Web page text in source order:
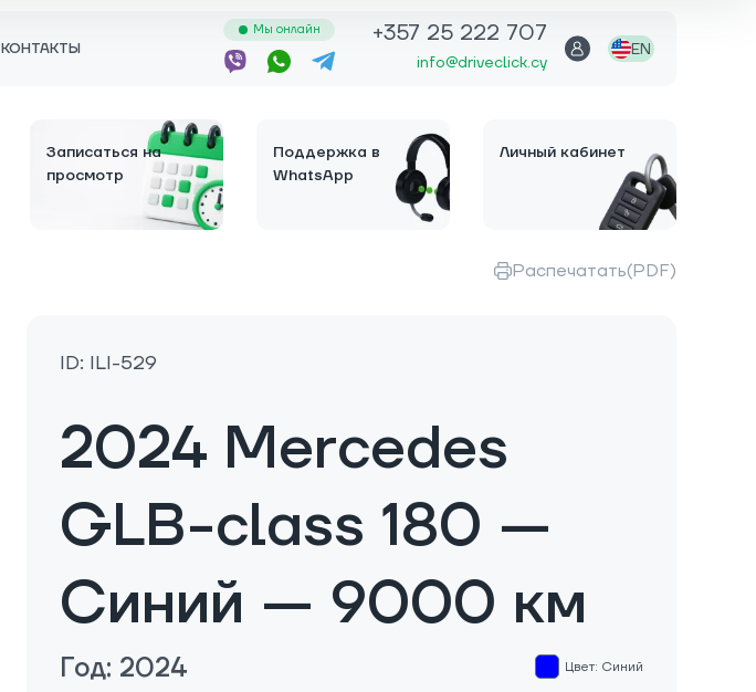
КОНТАКТЫ
Мы онлайн +357 25 222 707
info@driveclick.cy
EN
Записаться на
просмотр
Поддержка в
WhatsApp
Личный кабинет
Распечатать(PDF)
ID: ILI-529
2024 Mercedes
GLB-class 180 —
Синий — 9000 км
Год: 2024 Цвет: Синий